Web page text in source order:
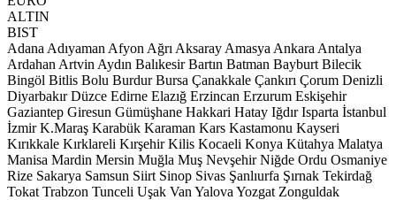
ALTIN
BIST
Adana Adıyaman Afyon Ağrı Aksaray Amasya Ankara Antalya
Ardahan Artvin Aydın Balıkesir Bartın Batman Bayburt Bilecik
Bingöl Bitlis Bolu Burdur Bursa Çanakkale Çankırı Çorum Denizli
Diyarbakır Düzce Edirne Elazığ Erzincan Erzurum Eskişehir
Gaziantep Giresun Gümüşhane Hakkari Hatay Iğdır Isparta İstanbul
İzmir K.Maraş Karabük Karaman Kars Kastamonu Kayseri
Kırıkkale Kırklareli Kırşehir Kilis Kocaeli Konya Kütahya Malatya
Manisa Mardin Mersin Muğla Muş Nevşehir Niğde Ordu Osmaniye
Rize Sakarya Samsun Siirt Sinop Sivas Şanlıurfa Şırnak Tekirdağ
Tokat Trabzon Tunceli Uşak Van Yalova Yozgat Zonguldak